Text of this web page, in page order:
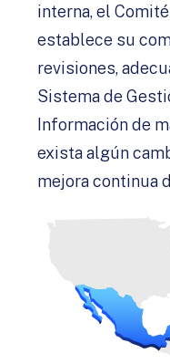
interna, el
establece su
revisiones,
Sistema de
Información de
exista algún
mejora continua